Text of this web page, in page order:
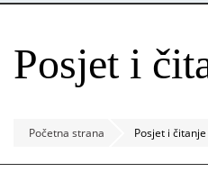
Posjet i
Početna strana Posjet i